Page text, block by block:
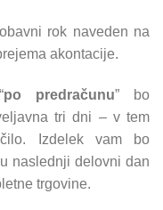
rok naveden na
akontacije.
po predračunu” bo
tri dni – v tem
Izdelek vam bo
naslednji delovni dan
trgovine.